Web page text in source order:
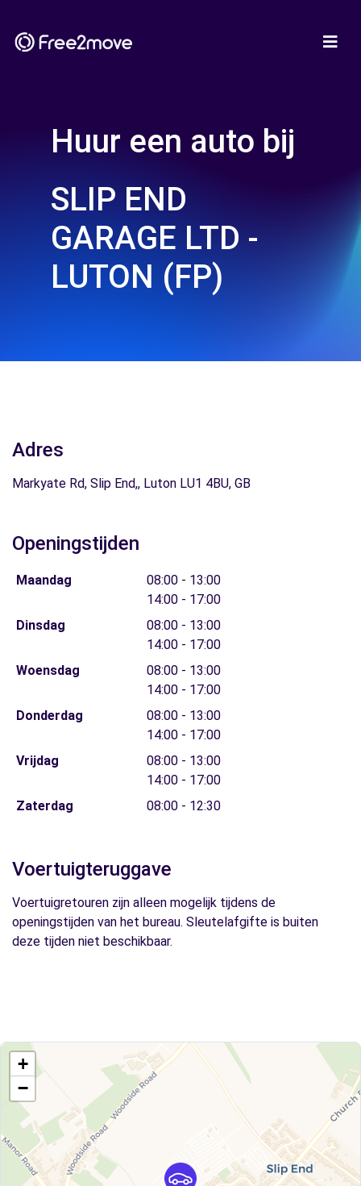
Huur een auto bij
SLIP END
GARAGE LTD -
LUTON (FP)
Adres
Markyate Rd, Slip End,, Luton LU1 4BU, GB
Openingstijden
Maandag
08:00 - 13:00
14:00 - 17:00
Dinsdag
08:00 - 13:00
14:00 - 17:00
Woensdag
08:00 - 13:00
14:00 - 17:00
Donderdag
08:00 - 13:00
14:00 - 17:00
Vrijdag
08:00 - 13:00
14:00 - 17:00
Zaterdag
08:00 - 12:30
Voertuigteruggave
Voertuigretouren zijn alleen mogelijk tijdens de
openingstijden van het bureau. Sleutelafgifte is buiten
deze tijden niet beschikbaar.
+
−